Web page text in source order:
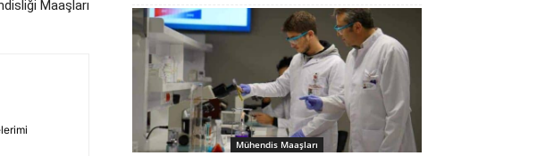
Maaşları
Mühendis Maaşları